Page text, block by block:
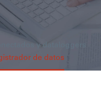
y dataloggers
de datos